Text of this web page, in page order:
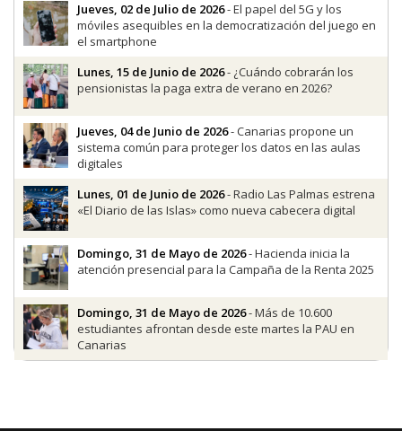
Jueves, 02 de Julio de 2026- El papel del 5G y los
móviles asequibles en la democratización del juego en
el smartphone
Lunes, 15 de Junio de 2026- ¿Cuándo cobrarán los
pensionistas la paga extra de verano en 2026?
Jueves, 04 de Junio de 2026- Canarias propone un
sistema común para proteger los datos en las aulas
digitales
Lunes, 01 de Junio de 2026- Radio Las Palmas estrena
«El Diario de las Islas» como nueva cabecera digital
Domingo, 31 de Mayo de 2026- Hacienda inicia la
atención presencial para la Campaña de la Renta 2025
Domingo, 31 de Mayo de 2026- Más de 10.600
estudiantes afrontan desde este martes la PAU en
Canarias